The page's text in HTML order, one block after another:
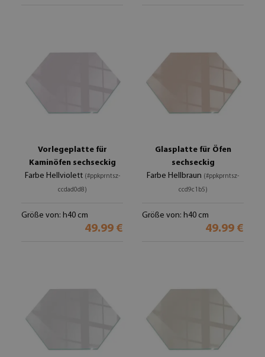
Vorlegeplatte für
Kaminöfen sechseckig
Farbe Hellviolett (#ppkprntsz-
ccdad0d8)
Größe von: h40 cm
49.99 €
Glasplatte für Öfen
sechseckig
Farbe Hellbraun (#ppkprntsz-
ccd9c1b5)
Größe von: h40 cm
49.99 €